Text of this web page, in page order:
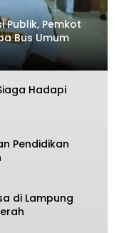
Pemkot
Bus Umum
Hadapi
Pendidikan
di Lampung